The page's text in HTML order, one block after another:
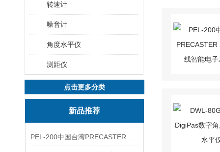
转速计
噪音计
角度水平仪
测距仪
点击更多分类
新品推荐